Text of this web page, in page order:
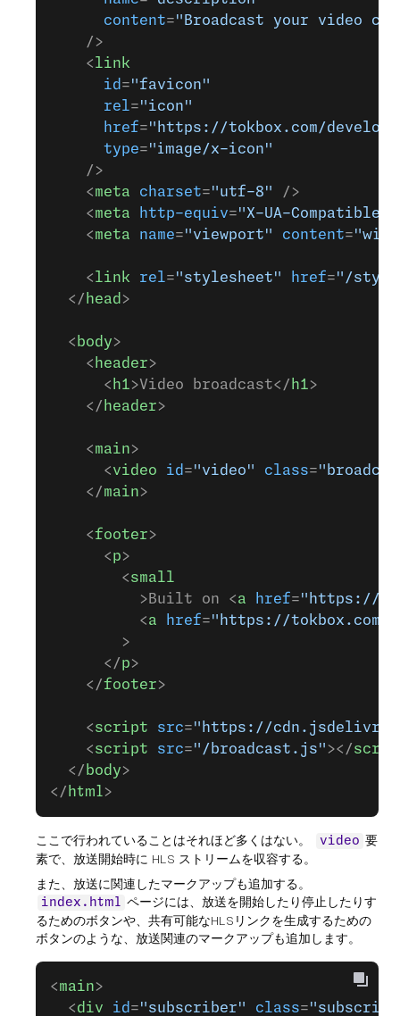
      content
="Broadcast your video
    />
    <
link
      id
="favicon"
      rel
="icon"
      href
="https://tokbox.com/
      type
="image/x-icon"
    />
    <
meta charset="utf-8"
/>
    <
meta http-equiv="X-UA-Compatible"
    <
meta name="viewport" content=
    <
link rel="stylesheet" href="/
  </
head >
  <
body>
    <
header>
      <
h1>Video broadcast</ h1>
    </
header>
    <
main>
      <
video id ="video" class=
    </
main>
    <
footer>
      <
p>
        <
small
          >Built on <
a href="https://
          <
a href="https://tokbox.com/
        >
      </
p>
    </
footer>
    <
script src="https://
    <
script src="/broadcast.js" ></
  </
body>
</ html>
ここで行われていることはそれほど多くはない。 video 要
素で、放送開始時に HLS ストリームを収容する。
また、放送に関連したマークアップも追加する。
index.html ページには、放送を開始したり停止したりす
るためのボタンや、共有可能なHLSリンクを生成するための
ボタンのような、放送関連のマークアップも追加します。
<main>
  <
div id ="subscriber" class=